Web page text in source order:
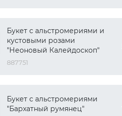
Букет с альстромериями и
кустовыми розами
"Неоновый Калейдоскоп"
887751
Букет с альстромериями
"Бархатный румянец"